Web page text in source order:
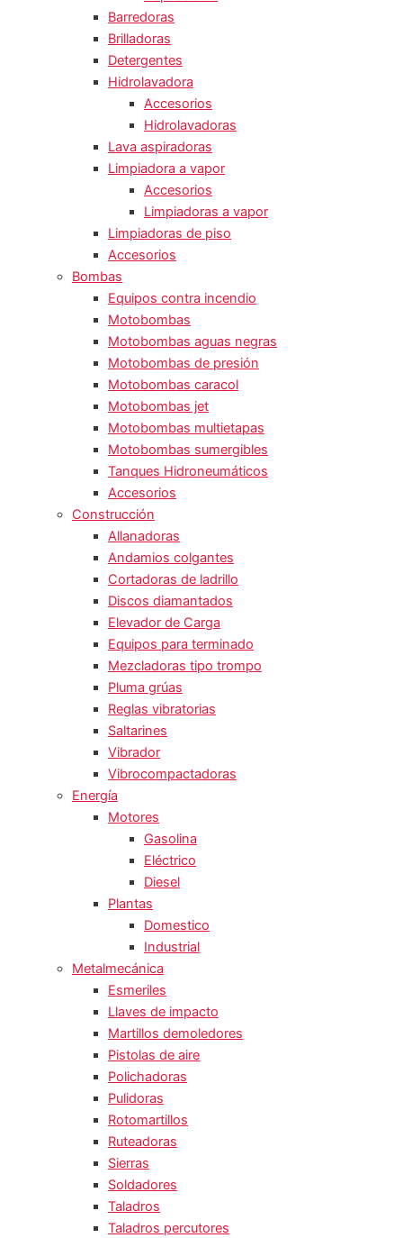
Barredoras
Brilladoras
Detergentes
Hidrolavadora
Accesorios
Hidrolavadoras
Lava aspiradoras
Limpiadora a vapor
Accesorios
Limpiadoras a vapor
Limpiadoras de piso
Accesorios
Bombas
Equipos contra incendio
Motobombas
Motobombas aguas negras
Motobombas de presión
Motobombas caracol
Motobombas jet
Motobombas multietapas
Motobombas sumergibles
Tanques Hidroneumáticos
Accesorios
Construcción
Allanadoras
Andamios colgantes
Cortadoras de ladrillo
Discos diamantados
Elevador de Carga
Equipos para terminado
Mezcladoras tipo trompo
Pluma grúas
Reglas vibratorias
Saltarines
Vibrador
Vibrocompactadoras
Energía
Motores
Gasolina
Eléctrico
Diesel
Plantas
Domestico
Industrial
Metalmecánica
Esmeriles
Llaves de impacto
Martillos demoledores
Pistolas de aire
Polichadoras
Pulidoras
Rotomartillos
Ruteadoras
Sierras
Soldadores
Taladros
Taladros percutores